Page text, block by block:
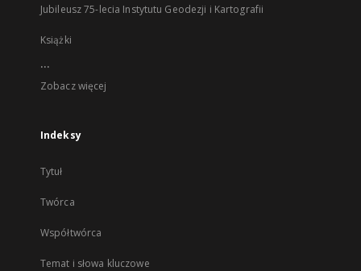
Jubileusz 75-lecia Instytutu Geodezji i Kartografii
Książki
...
Zobacz więcej
Indeksy
Tytuł
Twórca
Współtwórca
Temat i słowa kluczowe